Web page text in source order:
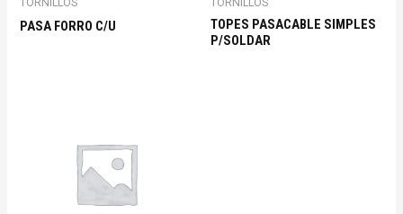
PASA FORRO C/U
TOPES PASACABLE SIMPLES
P/SOLDAR